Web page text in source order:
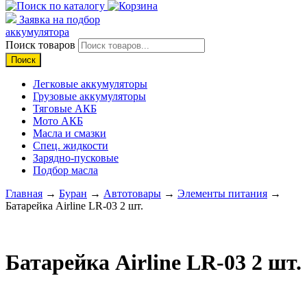
Заявка на подбор
аккумулятора
Поиск товаров
Поиск
Легковые аккумуляторы
Грузовые аккумуляторы
Тяговые АКБ
Мото АКБ
Масла и смазки
Спец. жидкости
Зарядно-пусковые
Подбор масла
Главная → Буран → Автотовары → Элементы питания →
Батарейка Airline LR-03 2 шт.
Батарейка Airline LR-03 2 шт.